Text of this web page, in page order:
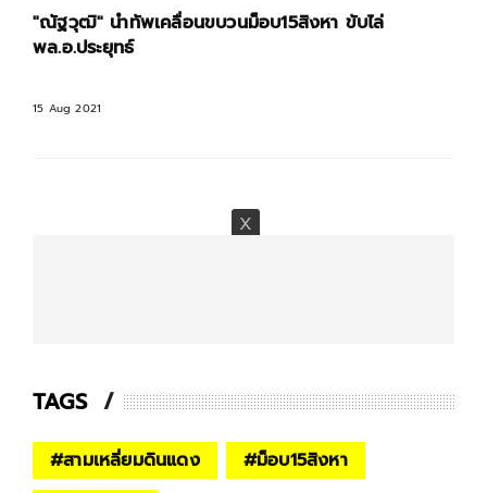
"ณัฐวุฒิ" นำทัพเคลื่อนขบวนม็อบ15สิงหา ขับไล่
พล.อ.ประยุทธ์
15 Aug 2021
TAGS
#สามเหลี่ยมดินแดง #ม็อบ15สิงหา